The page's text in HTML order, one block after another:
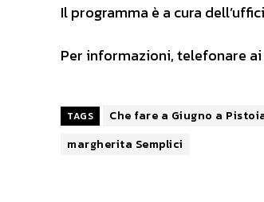
Il programma è a cura
Per informazioni, telefonare ai
TAGS Che fare a Giugno a
margherita Semplici